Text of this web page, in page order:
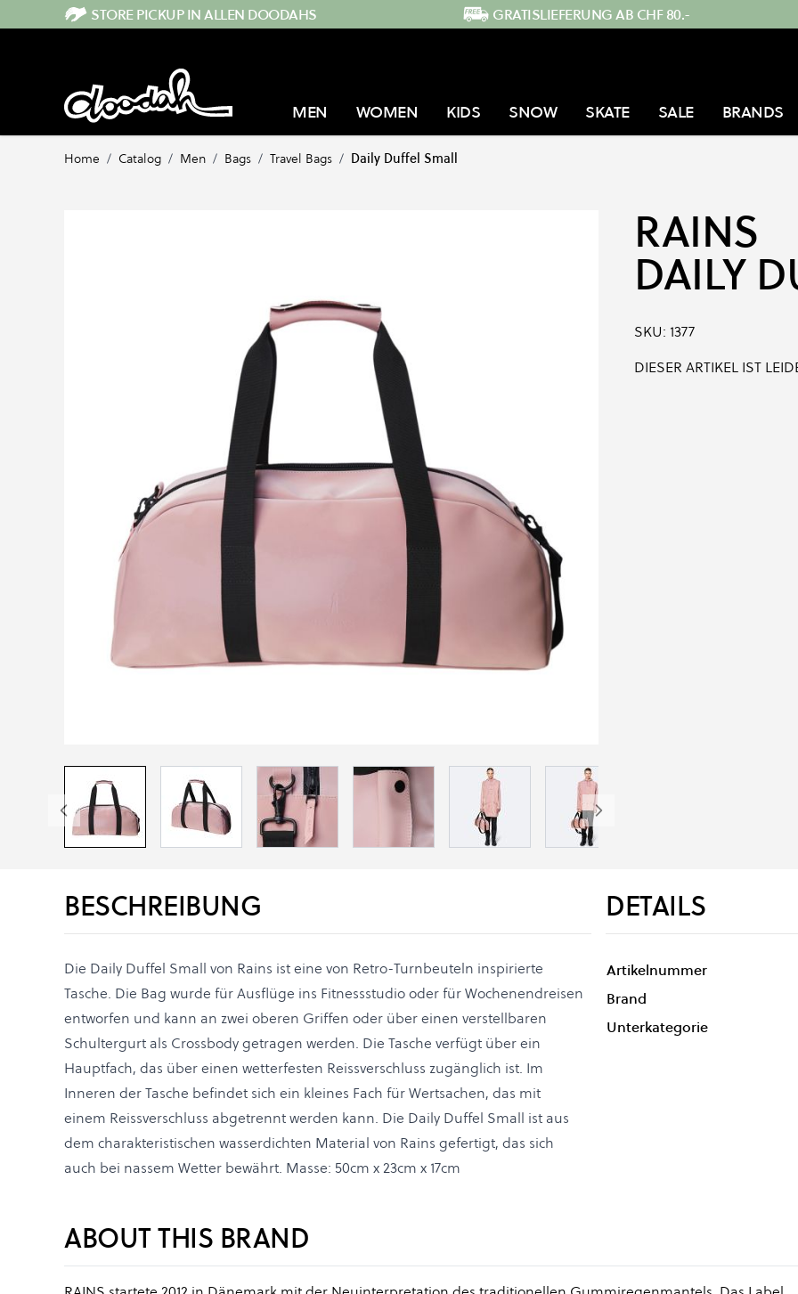
Direkt zum InhaltSTORE PICKUP IN ALLEN DOODAHS GRATISLIEFERUNG AB CHF 80.-
MEN WOMEN KIDS SNOW SKATE SALE BRANDS
Home / Catalog / Men / Bags / Travel Bags / Daily Duffel Small
RAINS
DAILY
SKU: 1377
DIESER ARTIKEL IST
BESCHREIBUNG
Die Daily Duffel Small von Rains ist eine von Retro-Turnbeuteln inspirierte
Tasche. Die Bag wurde für Ausflüge ins Fitnessstudio oder für Wochenendreisen
entworfen und kann an zwei oberen Griffen oder über einen verstellbaren
Schultergurt als Crossbody getragen werden. Die Tasche verfügt über ein
Hauptfach, das über einen wetterfesten Reissverschluss zugänglich ist. Im
Inneren der Tasche befindet sich ein kleines Fach für Wertsachen, das mit
einem Reissverschluss abgetrennt werden kann. Die Daily Duffel Small ist aus
dem charakteristischen wasserdichten Material von Rains gefertigt, das sich
auch bei nassem Wetter bewährt. Masse: 50cm x 23cm x 17cm
DETAILS
Artikelnummer
Brand
Unterkategorie
ABOUT THIS BRAND